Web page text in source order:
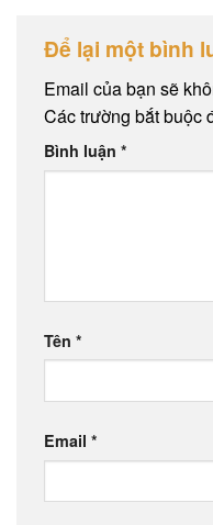
Để lại một bình
Email của bạn sẽ
Các trường bắt buộc
Bình luận *
Tên *
Email *